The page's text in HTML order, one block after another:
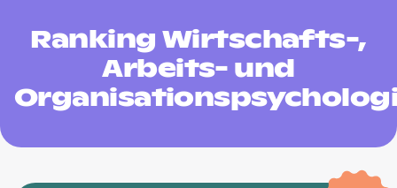
Ranking Wirtschafts-,
Arbeits- und